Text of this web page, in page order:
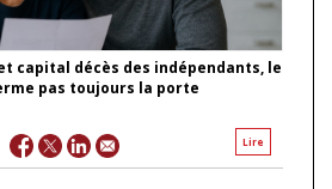
capital décès des indépendants, le
pas toujours la porte
Lire